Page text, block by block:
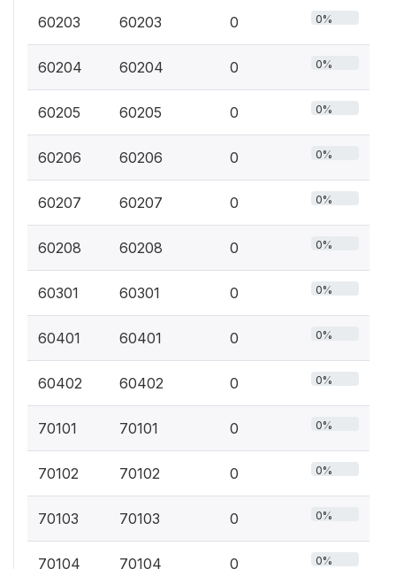
60203 60203 0 0%
60204 60204 0 0%
60205 60205 0 0%
60206 60206 0 0%
60207 60207 0 0%
60208 60208 0 0%
60301 60301 0 0%
60401 60401 0 0%
60402 60402 0 0%
70101 70101 0 0%
70102 70102 0 0%
70103 70103 0 0%
70104 70104 0 0%